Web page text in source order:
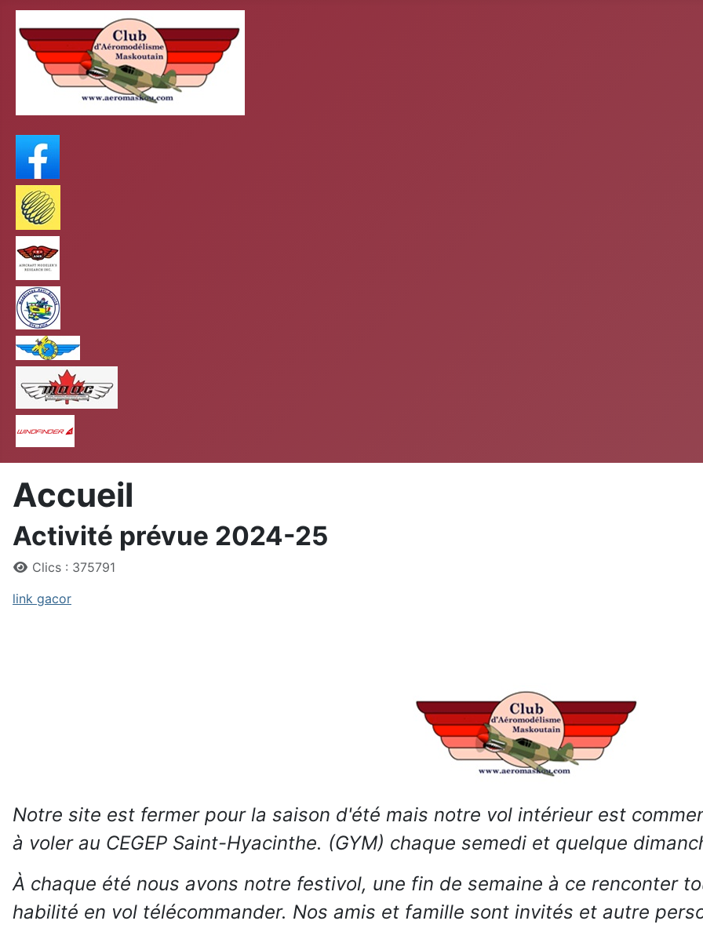
Club mars
Accueil
Activité prévue 2024-25
DétailsClics : 375791
link gacor
Notre site est fermer pour la saison d'été mais notre vol intérieur est
à voler au CEGEP Saint-Hyacinthe. (GYM) chaque semedi et quelque
À chaque été nous avons notre festivol, une fin de semaine à ce renconter
habilité en vol télécommander. Nos amis et famille sont invités et autre